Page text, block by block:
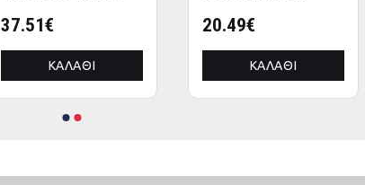
155 cm D. 205 cm
37.51€
ΚΑΛΆΘΙ
20.49€
ΚΑΛΆΘΙ